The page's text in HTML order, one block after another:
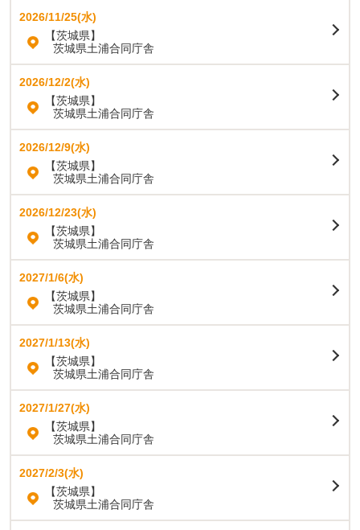
2026/11/25(水)
【茨城県】
茨城県土浦合同庁舎
2026/12/2(水)
【茨城県】
茨城県土浦合同庁舎
2026/12/9(水)
【茨城県】
茨城県土浦合同庁舎
2026/12/23(水)
【茨城県】
茨城県土浦合同庁舎
2027/1/6(水)
【茨城県】
茨城県土浦合同庁舎
2027/1/13(水)
【茨城県】
茨城県土浦合同庁舎
2027/1/27(水)
【茨城県】
茨城県土浦合同庁舎
2027/2/3(水)
【茨城県】
茨城県土浦合同庁舎